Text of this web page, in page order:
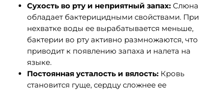
Сухость во рту и неприятный запах: Слюна
обладает бактерицидными свойствами. При
нехватке воды ее вырабатывается меньше,
бактерии во рту активно размножаются, что
приводит к появлению запаха и налета на
языке.
Постоянная усталость и вялость: Кровь
становится гуще, сердцу сложнее ее